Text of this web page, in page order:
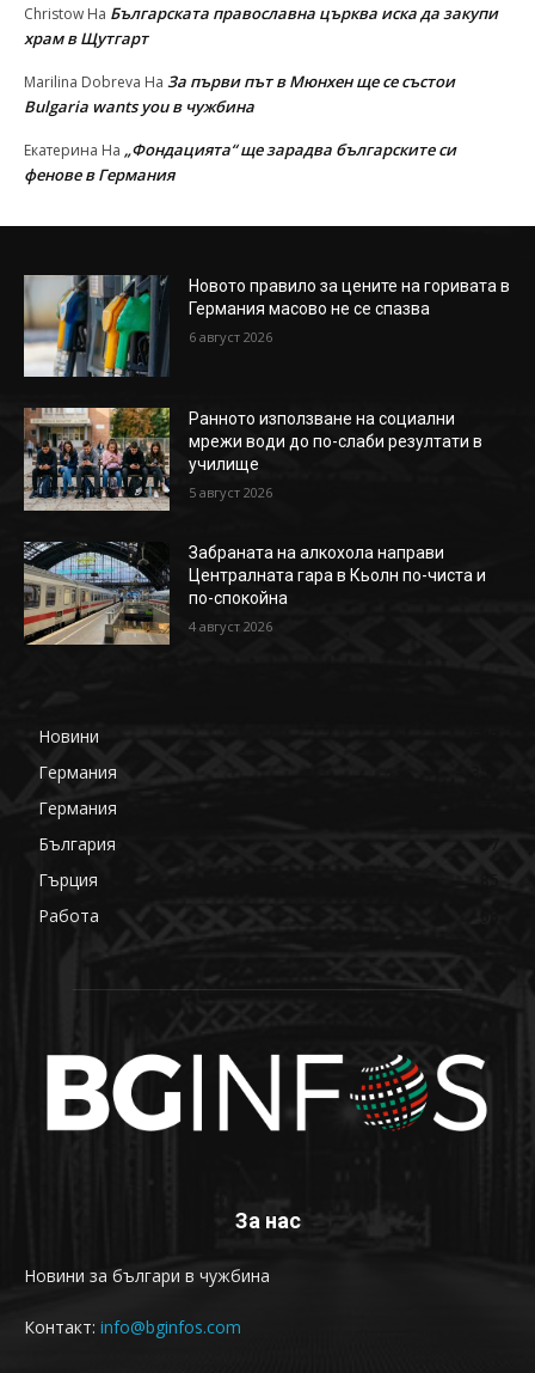
Christow На Българската православна църква иска да закупи
храм в Щутгарт
Marilina Dobreva На За първи път в Мюнхен ще се състои
Bulgaria wants you в чужбина
Екатерина На „Фондацията“ ще зарадва българските си
фенове в Германия
Новото правило за цените на горивата в
Германия масово не се спазва
6 август 2026
Ранното използване на социални
мрежи води до по-слаби резултати в
училище
5 август 2026
Забраната на алкохола направи
Централната гара в Кьолн по-чиста и
по-спокойна
4 август 2026
Новини
Германия
Германия
България
Гърция
Работа
За нас
Новини за българи в чужбина
Контакт: info@bginfos.com